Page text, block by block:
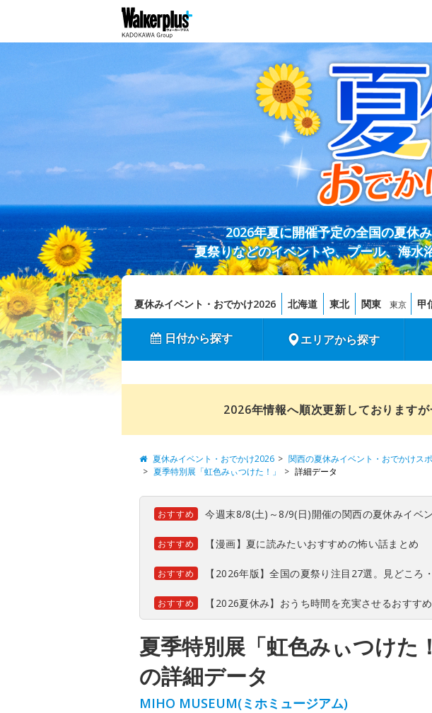
2026年夏に開催予定の全国の夏休
夏祭りなどのイベントや、プール、海水
夏休みイベント・おでかけ2026 北海道 東北 関東 東京 甲
日付から探す エリアから探す
2026年情報へ順次更新しております
夏休みイベント・おでかけ2026 関西の夏休みイベント・おでかけス
夏季特別展「虹色みぃつけた！」
詳細データ
おすすめ 今週末8/8(土)～8/9(日)開催の関西の夏休みイベ
おすすめ 【漫画】夏に読みたいおすすめの怖い話まとめ
おすすめ 【2026年版】全国の夏祭り注目27選。見どころ
おすすめ 【2026夏休み】おうち時間を充実させるおすす
夏季特別展「虹色みぃつけた
の詳細データ
MIHO MUSEUM(ミホミュージアム)